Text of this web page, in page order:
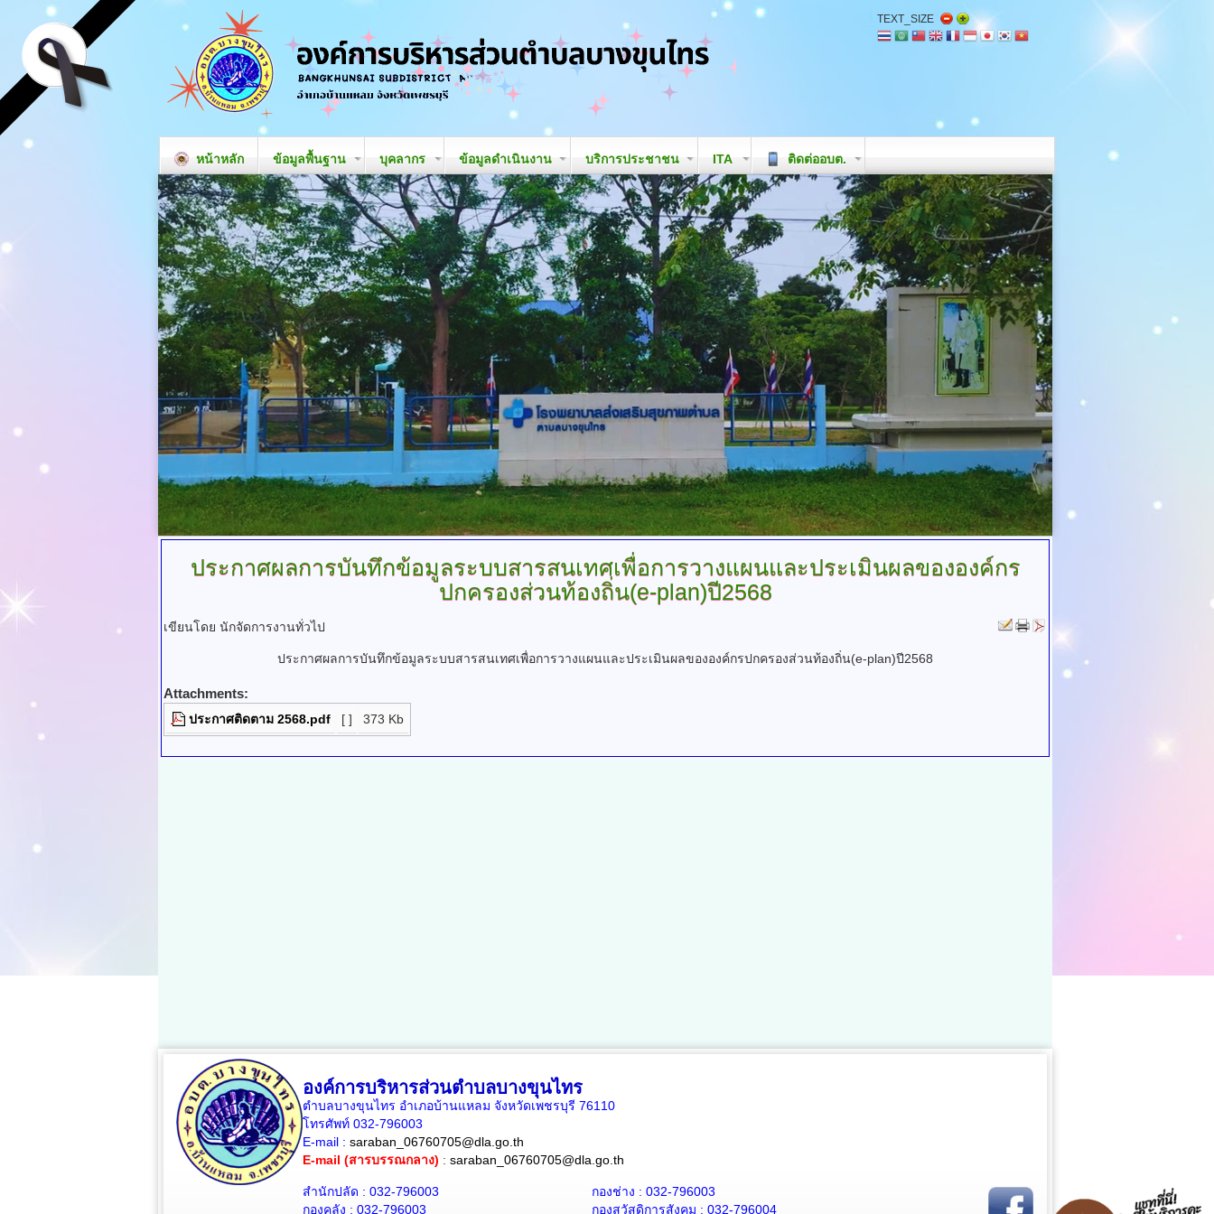
TEXT_SIZE
หน้าหลัก ข้อมูลพื้นฐาน บุคลากร ข้อมูลดำเนินงาน บริการประชาชน ITA ติดต่ออบต.
ประกาศผลการบันทึกข้อมูลระบบสารสนเทศเพื่อการวางแผนและประเมินผลขององค์กร
ปกครองส่วนท้องถิ่น(e-plan)ปี2568
เขียนโดย นักจัดการงานทั่วไป
ประกาศผลการบันทึกข้อมูลระบบสารสนเทศเพื่อการวางแผนและประเมินผลขององค์กรปกครองส่วนท้องถิ่น(e-plan)ปี2568
Attachments:
ประกาศติดตาม 2568.pdf [ ] 373 Kb
องค์การบริหารส่วนตำบลบางขุนไทร
ตำบลบางขุนไทร อำเภอบ้านแหลม จังหวัดเพชรบุรี 76110
โทรศัพท์ 032-796003
E-mail : saraban_06760705@dla.go.th
E-mail (สารบรรณกลาง) : saraban_06760705@dla.go.th
สำนักปลัด : 032-796003
กองคลัง : 032-796003
กองช่าง : 032-796003
กองสวัสดิการสังคม : 032-796004